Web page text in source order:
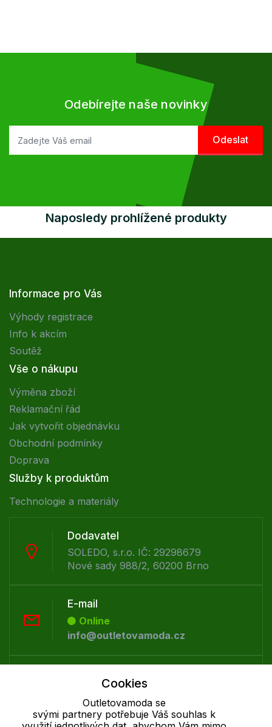
Odebírejte naše novinky
Naposledy prohlížené produkty
Informace pro Vás
Výhody registrace
Info k akcím
Soutěž
Vše o nákupu
Výměna zboží
Reklamační řád
Jak vytvořit objednávku
Obchodní podmínky
Doprava
Služby k produktům
Technologie a materiály
Dodavatel
SOLEDO, s.r.o. IČ: 29298679
Nové sady 988/2, 60200 Brno
E-mail
Online
info@outletovamoda.cz
Offline
+420 530 334 926
Cookies
Outletovamoda se
svými partnery potřebuje Váš souhlas k